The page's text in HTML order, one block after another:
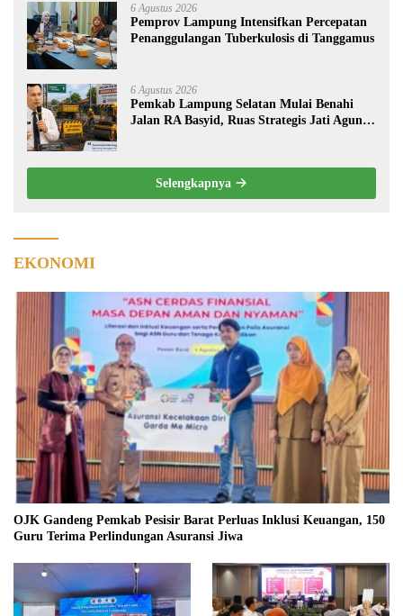
6 Agustus 2026
Pemprov Lampung Intensifkan Percepatan
Penanggulangan Tuberkulosis di Tanggamus
6 Agustus 2026
Pemkab Lampung Selatan Mulai Benahi
Jalan RA Basyid, Ruas Strategis Jati Agung
Selengkapnya
EKONOMI
OJK Gandeng Pemkab Pesisir Barat Perluas Inklusi Keuangan, 150
Guru Terima Perlindungan Asuransi Jiwa